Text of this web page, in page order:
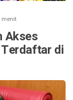
menit
Akses
Terdaftar di